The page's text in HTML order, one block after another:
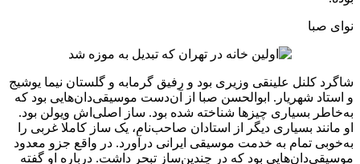
نوای صبا
شاگرد کلنل علینقی وزیری بود و رفیق گرمابه و گلستان نیما یوشیج
و استاد شهریار. ابوالحسن صبا از آن‌دست موسیقی‌دان‌هایی بود که
به‌خاطر بسیاری چیزها شناخته شده بود. ‌ساز اصلی‌اش ویولن بود.
او مانند بسیاری دیگر از استادان صاحب‌نام، یک ‌ساز کاملا غربی را
به‌خوبی تمام‌ به خدمت موسیقی ایرانی درآورد. در واقع جزو معدود
موسیقی‌دان‌هایی بود که در چندین‌ساز تبحر داشت. درباره او گفته